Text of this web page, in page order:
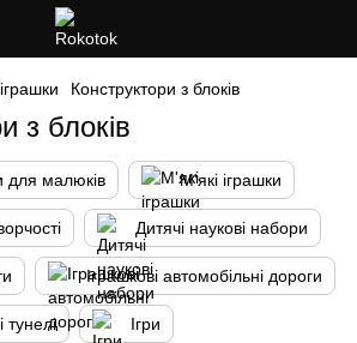
Конструктори з блоків
з блоків
для малюків М'які іграшки
Дитячі наукові набори
Іграшкові автомобільні дороги
тунелі Ігри